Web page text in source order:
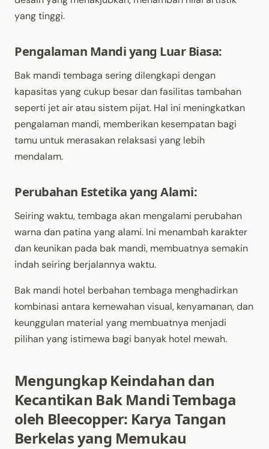
yang tinggi.
Pengalaman Mandi yang Luar Biasa:
Bak mandi tembaga sering dilengkapi dengan
kapasitas yang cukup besar dan fasilitas tambahan
seperti jet air atau sistem pijat. Hal ini meningkatkan
pengalaman mandi, memberikan kesempatan bagi
tamu untuk merasakan relaksasi yang lebih
mendalam.
Perubahan Estetika yang Alami:
Seiring waktu, tembaga akan mengalami perubahan
warna dan patina yang alami. Ini menambah karakter
dan keunikan pada bak mandi, membuatnya semakin
indah seiring berjalannya waktu.
Bak mandi hotel berbahan tembaga menghadirkan
kombinasi antara kemewahan visual, kenyamanan, dan
keunggulan material yang membuatnya menjadi
pilihan yang istimewa bagi banyak hotel mewah.
Mengungkap Keindahan dan
Kecantikan Bak Mandi Tembaga
oleh Bleecopper: Karya Tangan
Berkelas yang Memukau